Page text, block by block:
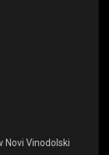
Novi Vinodolski